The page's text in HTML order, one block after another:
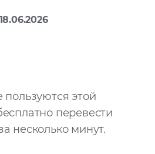
18.06.2026
этой
перевести
несколько минут.